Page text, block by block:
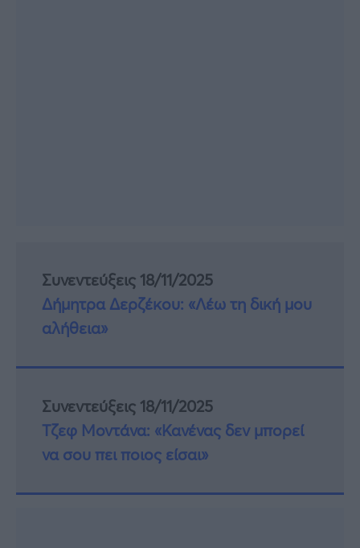
Συνεντεύξεις 18/11/2025
Δήμητρα Δερζέκου: «Λέω τη δική μου
αλήθεια»
Συνεντεύξεις 18/11/2025
Τζεφ Μοντάνα: «Κανένας δεν μπορεί
να σου πει ποιος είσαι»